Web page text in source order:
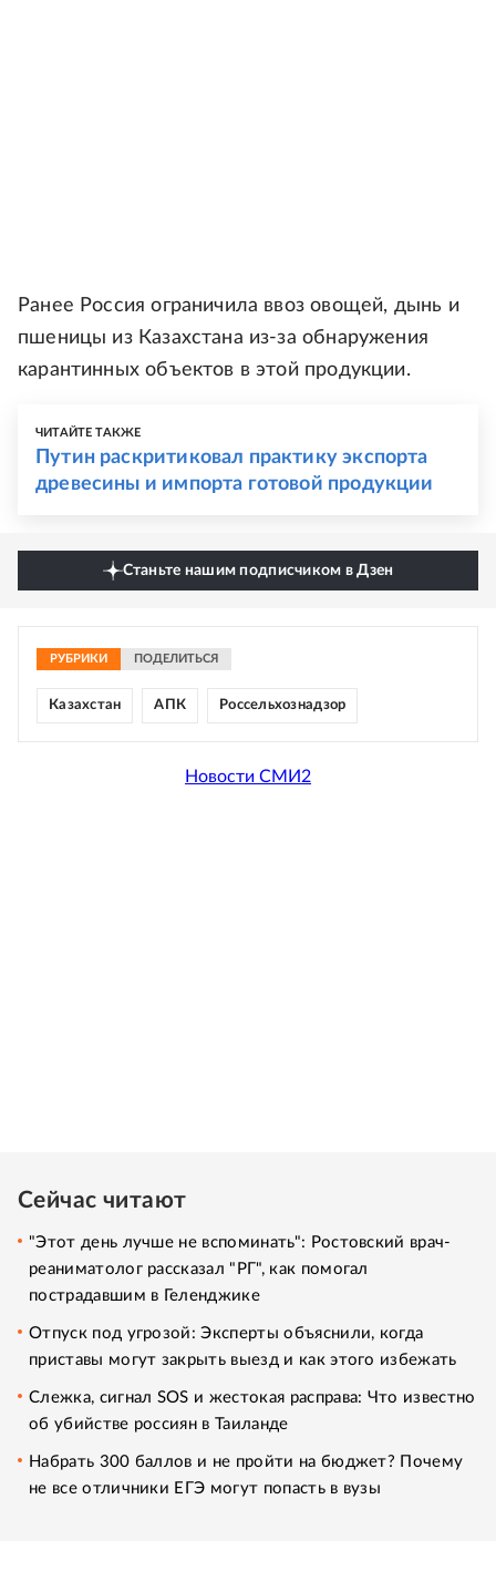
Ранее Россия ограничила ввоз овощей, дынь и
пшеницы из Казахстана из-за обнаружения
карантинных объектов в этой продукции.
ЧИТАЙТЕ ТАКЖЕ
Путин раскритиковал практику экспорта
древесины и импорта готовой продукции
Станьте нашим подписчиком в Дзен
РУБРИКИ ПОДЕЛИТЬСЯ
Казахстан АПК Россельхознадзор
Новости СМИ2
Сейчас читают
"Этот день лучше не вспоминать": Ростовский врач-
реаниматолог рассказал "РГ", как помогал
пострадавшим в Геленджике
Отпуск под угрозой: Эксперты объяснили, когда
приставы могут закрыть выезд и как этого избежать
Слежка, сигнал SOS и жестокая расправа: Что известно
об убийстве россиян в Таиланде
Набрать 300 баллов и не пройти на бюджет? Почему
не все отличники ЕГЭ могут попасть в вузы